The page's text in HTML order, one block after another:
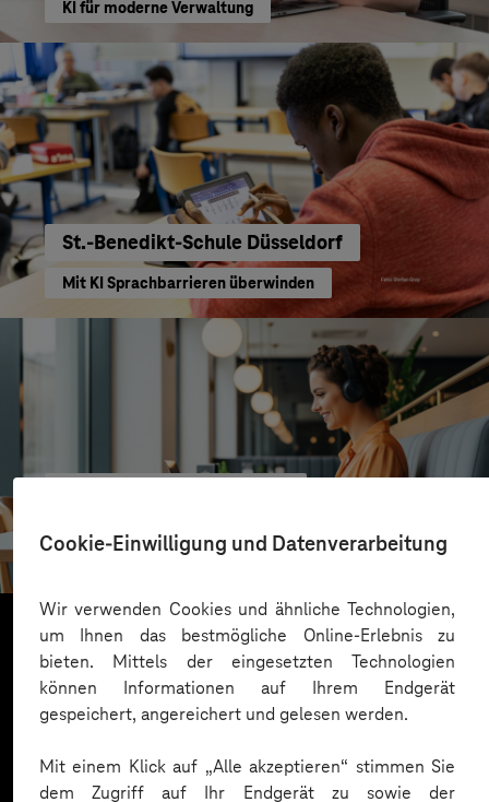
Cookie-Einwilligung und Datenverarbeitung
Wir verwenden Cookies und ähnliche Technologien,
um Ihnen das bestmögliche Online-Erlebnis zu
bieten. Mittels der eingesetzten Technologien
können Informationen auf Ihrem Endgerät
gespeichert, angereichert und gelesen werden.
Mit einem Klick auf „Alle akzeptieren“ stimmen Sie
dem Zugriff auf Ihr Endgerät zu sowie der
KI für moderne Verwaltung
St.-Benedikt-Schule Düsseldorf
Mit KI Sprachbarrieren überwinden
Skalierbare Vertriebsplattform mit KI und Low-
Mehr laden